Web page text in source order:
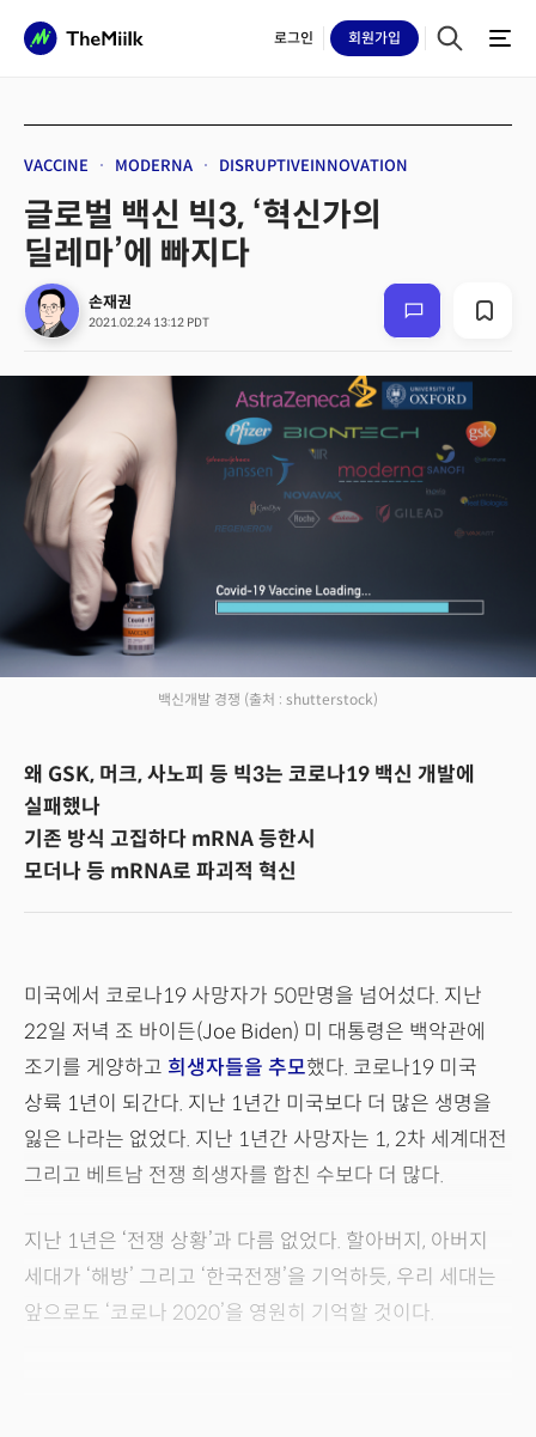
로그인 회원가입
VACCINE MODERNA DISRUPTIVEINNOVATION
글로벌 백신 빅3, ‘혁신가의
딜레마’에 빠지다
손재권
2021.02.24 13:12 PDT
백신개발 경쟁 (출처 : shutterstock)
왜 GSK, 머크, 사노피 등 빅3는 코로나19 백신 개발에
실패했나
기존 방식 고집하다 mRNA 등한시
모더나 등 mRNA로 파괴적 혁신
미국에서 코로나19 사망자가 50만명을 넘어섰다. 지난
22일 저녁 조 바이든(Joe Biden) 미 대통령은 백악관에
조기를 게양하고 희생자들을 추모했다. 코로나19 미국
상륙 1년이 되간다. 지난 1년간 미국보다 더 많은 생명을
잃은 나라는 없었다. 지난 1년간 사망자는 1, 2차 세계대전
그리고 베트남 전쟁 희생자를 합친 수보다 더 많다.
지난 1년은 ‘전쟁 상황’과 다름 없었다. 할아버지, 아버지
세대가 ‘해방’ 그리고 ‘한국전쟁’을 기억하듯, 우리 세대는
앞으로도 ‘코로나 2020’을 영원히 기억할 것이다.